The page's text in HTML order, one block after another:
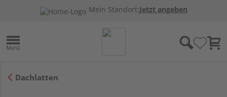
Mein Standort:Jetzt angeben
Dachlatten